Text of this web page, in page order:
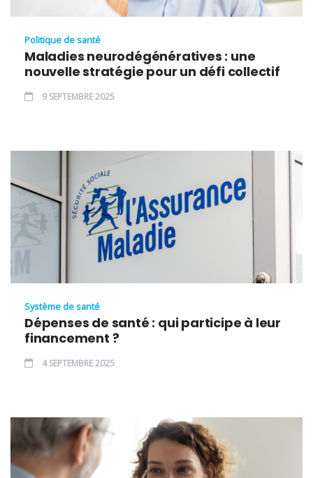
Politique de santé
Maladies neurodégénératives : une
nouvelle stratégie pour un défi collectif
9 SEPTEMBRE 2025
Système de santé
Dépenses de santé : qui participe à leur
financement ?
4 SEPTEMBRE 2025